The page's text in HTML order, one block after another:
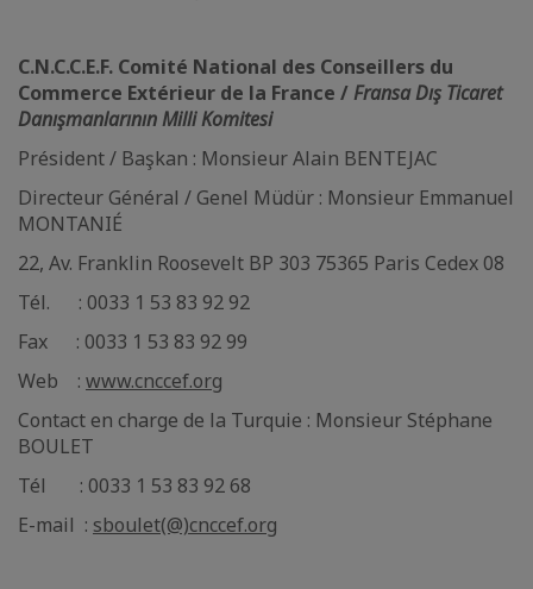
C.N.C.C.E.F. Comité National des Conseillers du
Commerce Extérieur de la France /Fransa Dış Ticaret
Danışmanlarının Milli Komitesi
Président / Başkan : Monsieur Alain BENTEJAC
Directeur Général / Genel Müdür : Monsieur Emmanuel
MONTANIÉ
22, Av. Franklin Roosevelt BP 303 75365 Paris Cedex 08
Tél. : 0033 1 53 83 92 92
Fax : 0033 1 53 83 92 99
Web : www.cnccef.org
Contact en charge de la Turquie : Monsieur Stéphane
BOULET
Tél : 0033 1 53 83 92 68
E-mail : sboulet(@)cnccef.org